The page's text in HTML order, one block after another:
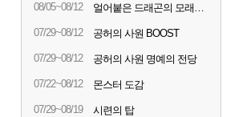
08/05~08/12 얼어붙은 드래곤의 모래시계
07/29~08/12 공허의 사원 BOOST
07/29~08/12 공허의 사원 명예의 전당
07/22~08/12 몬스터 도감
07/29~08/19 시련의 탑